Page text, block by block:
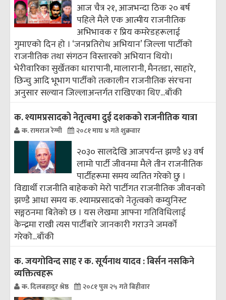
आज चैत्र २१, आजभन्दा ठिक २० बर्ष
पहिले मैले एक आत्मीय राजनीतिक
अभिभावक र प्रिय कमरेडहरूलाई
गुमाएको दिन हो । ‘जनप्रतिरोध अभियान’ जिल्ला पार्टीको
राजनीतिक तथा संगठन विस्तारको अभियान थियो।
भेरीवारिका सुर्खेतका धारापानी, मालारानी, मैनतडा, साहारे,
छिन्चु आदि भूभाग पार्टीको तत्कालीन राजनीतिक संरचना
अनुसार सल्यान जिल्लाअन्तर्गत राखिएका थिए...बाँकी
क. श्यामप्रसादको नेतृत्वमा दुई दशकको राजनीतिक यात्रा
क. रामराज रेग्मी २०८१ माघ ४ गते शुक्रवार
२०३० सालदेखि आजपर्यन्त झण्डै ४३ वर्ष
लामो पार्टी जीवनमा मैले तीन राजनीतिक
पार्टीहरूमा समय व्यतित गरेको छु ।
विद्यार्थी राजनीति बाहेकको मेरो पार्टीगत राजनीतिक जीवनको
झण्डै आधा समय क. श्यामप्रसादको नेतृत्वको कम्युनिस्ट
सङ्गठनमा बितेको छ । यस लेखमा आफ्ना गतिविधिलाई
केन्द्रमा राखी त्यस पार्टीबारे जानकारी गराउने जमर्को
गरेको...बाँकी
क. जयगोविन्द साह र क. सूर्यनाथ यादव : बिर्सन नसकिने
व्यक्तित्वहरू
क. दिलबहादुर श्रेष्ठ २०८१ पुस २५ गते बिहीवार